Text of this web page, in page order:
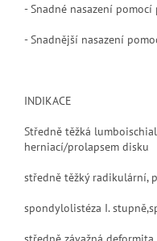
- Snadné nasazení
- Snadnější nasazení
INDIKACE
Středně těžká
herniací/prolapsem disku
středně těžký radikulární,
spondylolistéza I.